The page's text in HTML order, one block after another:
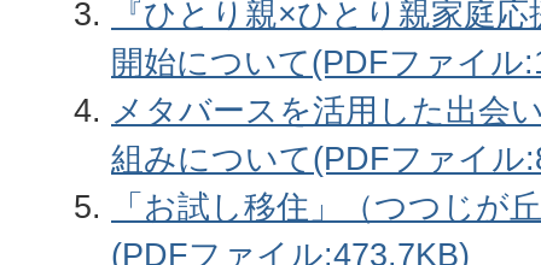
『ひとり親×ひとり親家庭
開始について(PDFファイル
メタバースを活用した出会
組みについて(PDFファイル
「お試し移住」（つつじが
(PDFファイル:473.7KB)